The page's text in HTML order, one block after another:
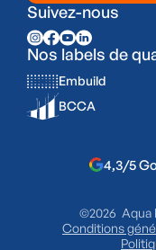
Suivez-nous
Nos labels de
Embuild
BCCA
4,3/5
©2026 Aqua
Conditions